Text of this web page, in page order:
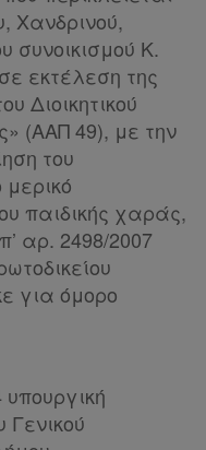
Χανδρινού,
συνοικισμού Κ.
εκτέλεση της
Διοικητικού
(ΑΑΠ 49), με την
του
παιδικής χαράς,
αρ. 2498/2007
για όμορο